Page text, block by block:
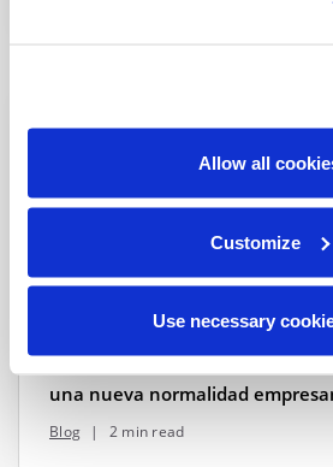
Allow all
Customize
Use necessary
Digitalización como modelo de
una nueva normalidad
Blog | 2 min read